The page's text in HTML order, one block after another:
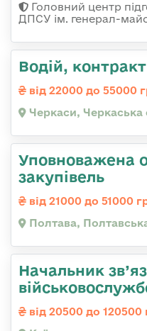
Головний центр
ДПСУ ім. генерал-
Водій,
від 22000 до 55000
Черкаси, Черкаська
Уповноважена
закупівель
від 21000 до 51000
Полтава,
Начальник
від 20500 до 120500